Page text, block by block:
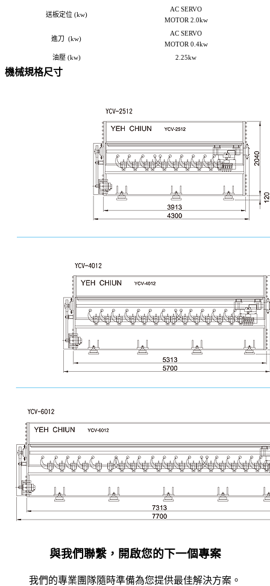
送板定位 (kw)
AC SERVO
MOTOR 2.0kw
進刀 (kw)
AC SERVO
MOTOR 0.4kw
油壓 (kw)
2.25kw
機械規格尺寸
與我們聯繫，開啟您的下一個專案
我們的專業團隊隨時準備為您提供最佳解決方案。